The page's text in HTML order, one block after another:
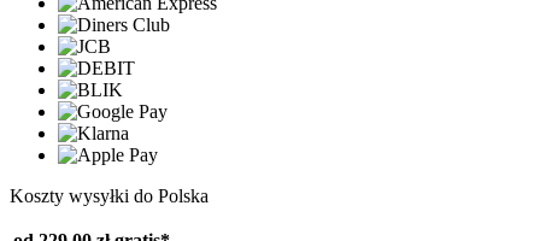
Koszty wysyłki do Polska